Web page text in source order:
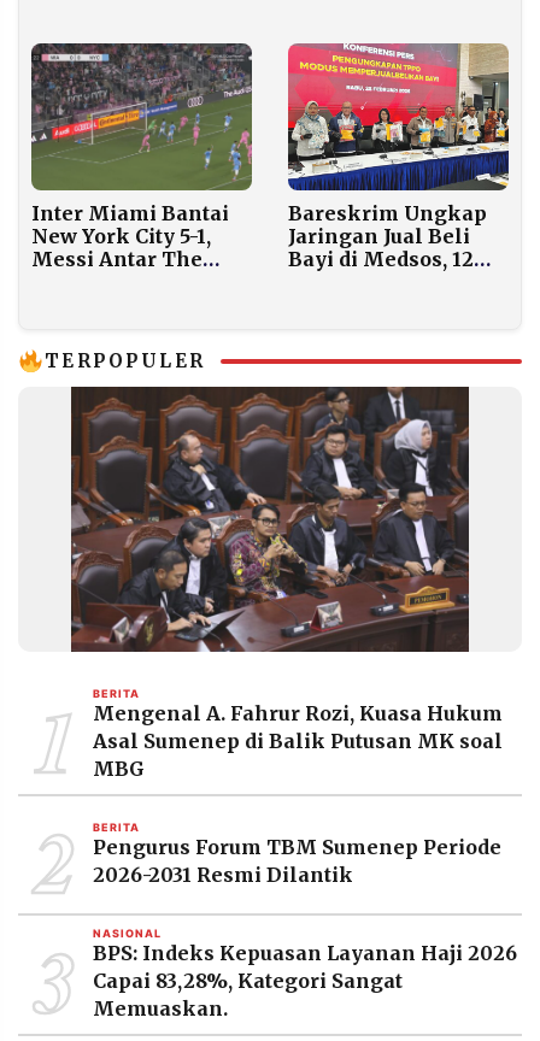
Allianz Stadium
Dibatasi
Inter Miami Bantai
New York City 5-1,
Messi Antar The
Bareskrim Ungkap
Jaringan Jual Beli
Bayi di Medsos, 12
TERPOPULER
1 BERITA
Mengenal A. Fahrur Rozi, Kuasa Hukum
Asal Sumenep di Balik Putusan MK soal
MBG
2 BERITA
Pengurus Forum TBM Sumenep Periode
2026-2031 Resmi Dilantik
3 NASIONAL
BPS: Indeks Kepuasan Layanan Haji 2026
Capai 83,28%, Kategori Sangat
Memuaskan.